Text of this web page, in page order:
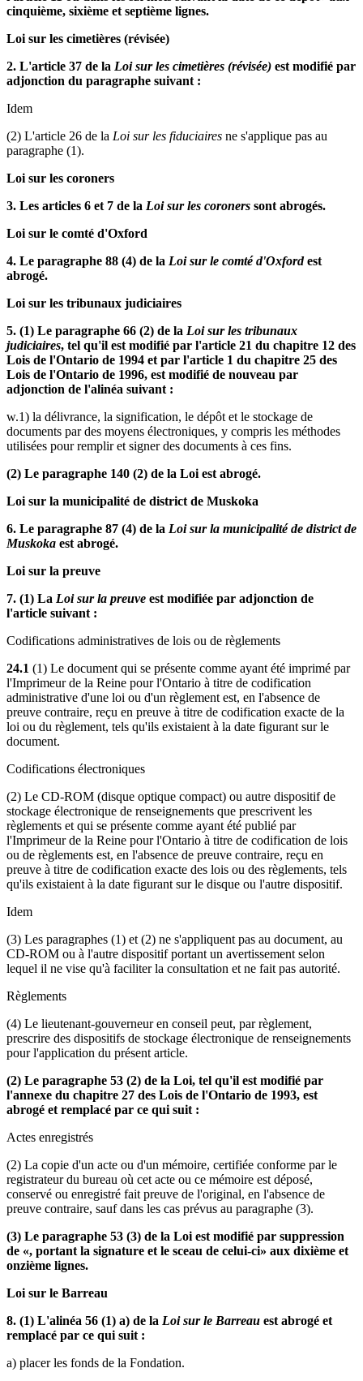
cinquième, sixième et septième lignes.
Loi sur les cimetières (révisée)
2. L'article 37 de la Loi sur les cimetières (révisée) est modifié par
adjonction du paragraphe suivant :
Idem
(2) L'article 26 de la Loi sur les fiduciaires ne s'applique pas au
paragraphe (1).
Loi sur les coroners
3. Les articles 6 et 7 de la Loi sur les coroners sont abrogés.
Loi sur le comté d'Oxford
4. Le paragraphe 88 (4) de la Loi sur le comté d'Oxfordest
abrogé.
Loi sur les tribunaux judiciaires
5. (1) Le paragraphe 66 (2) de la Loi sur les tribunaux
judiciaires, tel qu'il est modifié par l'article 21 du chapitre 12 des
Lois de l'Ontario de 1994 et par l'article 1 du chapitre 25 des
Lois de l'Ontario de 1996, est modifié de nouveau par
adjonction de l'alinéa suivant :
w.1) la délivrance, la signification, le dépôt et le stockage de
documents par des moyens électroniques, y compris les méthodes
utilisées pour remplir et signer des documents à ces fins.
(2) Le paragraphe 140 (2) de la Loi est abrogé.
Loi sur la municipalité de district de Muskoka
6. Le paragraphe 87 (4) de la Loi sur la municipalité de district de
Muskoka est abrogé.
Loi sur la preuve
7. (1) La Loi sur la preuve est modifiée par adjonction de
l'article suivant :
Codifications administratives de lois ou de règlements
24.1 (1) Le document qui se présente comme ayant été imprimé par
l'Imprimeur de la Reine pour l'Ontario à titre de codification
administrative d'une loi ou d'un règlement est, en l'absence de
preuve contraire, reçu en preuve à titre de codification exacte de la
loi ou du règlement, tels qu'ils existaient à la date figurant sur le
document.
Codifications électroniques
(2) Le CD-ROM (disque optique compact) ou autre dispositif de
stockage électronique de renseignements que prescrivent les
règlements et qui se présente comme ayant été publié par
l'Imprimeur de la Reine pour l'Ontario à titre de codification de lois
ou de règlements est, en l'absence de preuve contraire, reçu en
preuve à titre de codification exacte des lois ou des règlements, tels
qu'ils existaient à la date figurant sur le disque ou l'autre dispositif.
Idem
(3) Les paragraphes (1) et (2) ne s'appliquent pas au document, au
CD-ROM ou à l'autre dispositif portant un avertissement selon
lequel il ne vise qu'à faciliter la consultation et ne fait pas autorité.
Règlements
(4) Le lieutenant-gouverneur en conseil peut, par règlement,
prescrire des dispositifs de stockage électronique de renseignements
pour l'application du présent article.
(2) Le paragraphe 53 (2) de la Loi, tel qu'il est modifié par
l'annexe du chapitre 27 des Lois de l'Ontario de 1993, est
abrogé et remplacé par ce qui suit :
Actes enregistrés
(2) La copie d'un acte ou d'un mémoire, certifiée conforme par le
registrateur du bureau où cet acte ou ce mémoire est déposé,
conservé ou enregistré fait preuve de l'original, en l'absence de
preuve contraire, sauf dans les cas prévus au paragraphe (3).
(3) Le paragraphe 53 (3) de la Loi est modifié par suppression
de «, portant la signature et le sceau de celui-ci» aux dixième et
onzième lignes.
Loi sur le Barreau
8. (1) L'alinéa 56 (1) a) de la Loi sur le Barreau est abrogé et
remplacé par ce qui suit :
a) placer les fonds de la Fondation.